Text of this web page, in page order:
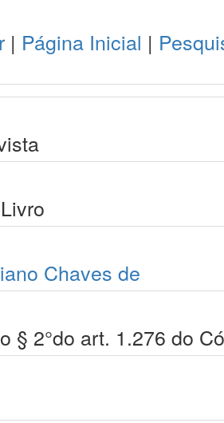
| Página Inicial |
Chaves de
§ 2°do art. 1.276 do